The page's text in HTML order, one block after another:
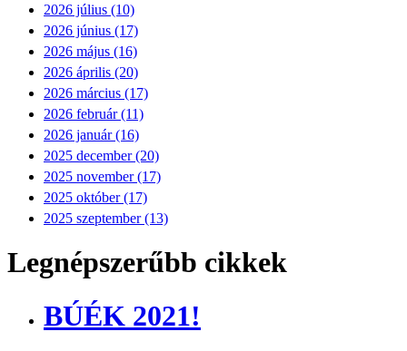
2026 július (10)
2026 június (17)
2026 május (16)
2026 április (20)
2026 március (17)
2026 február (11)
2026 január (16)
2025 december (20)
2025 november (17)
2025 október (17)
2025 szeptember (13)
Legnépszerűbb cikkek
BÚÉK 2021!